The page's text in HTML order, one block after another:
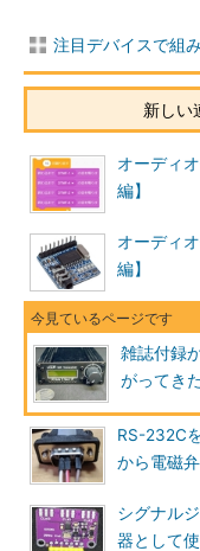
注目デバイスで組
新しい
オーディ
編】
オーディ
編】
雑誌付録
がってき
RS-232C
から電磁
シグナル
器として